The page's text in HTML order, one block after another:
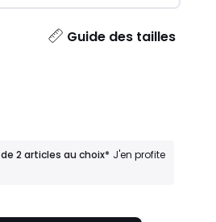
Guide des tailles
2 articles au choix* J'en profite